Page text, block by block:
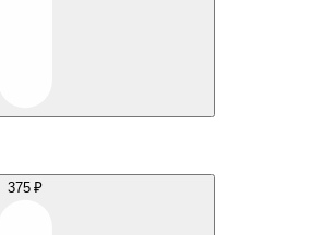
375 ₽